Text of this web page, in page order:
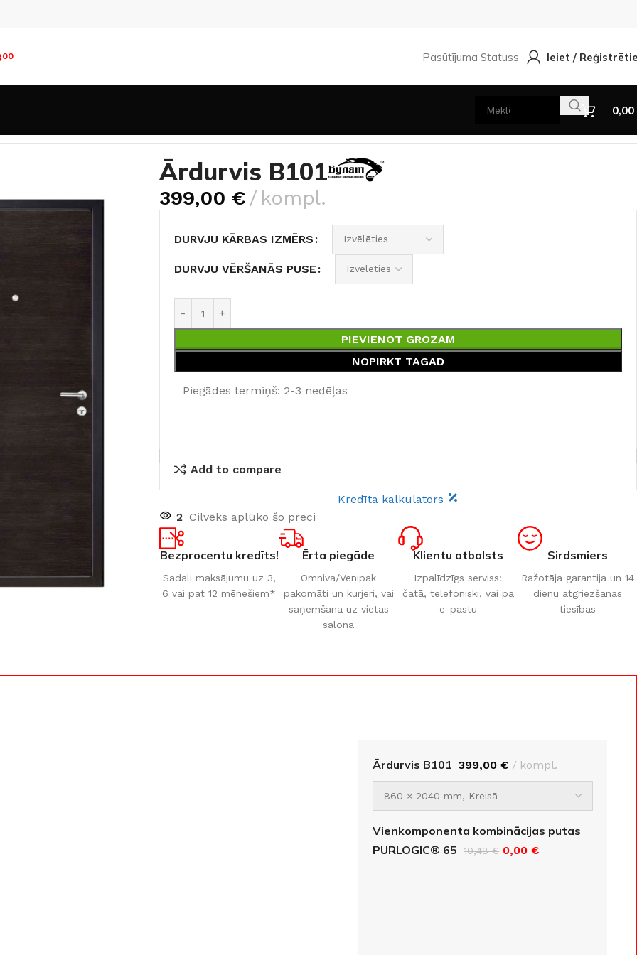
00 Pasūtījuma Statuss Ieiet /
fasādem un mitrām
0,00
Ārdurvis B101
399,00 € kompl.
DURVJU KĀRBAS IZMĒRS
DURVJU VĒRŠANĀS PUSE
PIEVIENOT GROZAM
NOPIRKT TAGAD
Piegādes termiņš: 2-3 nedēļas
Add to compare
Kredīta kalkulators
2 Cilvēks aplūko šo preci
Bezprocentu kredīts!
Sadali maksājumu uz 3,
6 vai pat 12 mēnešiem*
Ērta piegāde
Omniva/Venipak
pakomāti un kurjeri, vai
saņemšana uz vietas
salonā
Klientu atbalsts
Izpalīdzīgs serviss:
čatā, telefoniski, vai pa
e-pastu
Sirdsmiers
Ražotāja garantija un 14
dienu atgriezšanas
tiesības
Ārdurvis B101 399,00 € kompl.
Vienkomponenta kombinācijas putas
PURLOGIC® 65
10,48€ 0,00 €